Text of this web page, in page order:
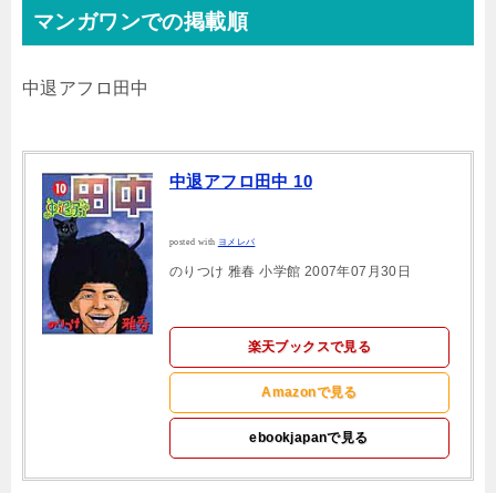
マンガワンでの掲載順
中退アフロ田中
中退アフロ田中 10
posted with ヨメレバ
のりつけ 雅春 小学館 2007年07月30日
楽天ブックスで見る
Amazonで見る
ebookjapanで見る